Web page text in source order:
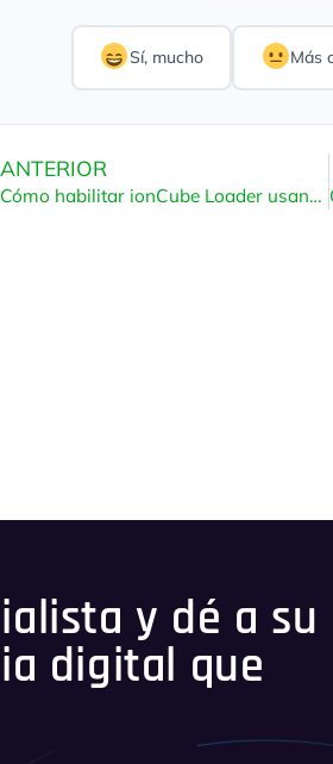
Sí, mucho Más
ANTERIOR
Cómo habilitar ionCube Loader usando CloudLinux Selector en Plesk
y dé a su
digital que